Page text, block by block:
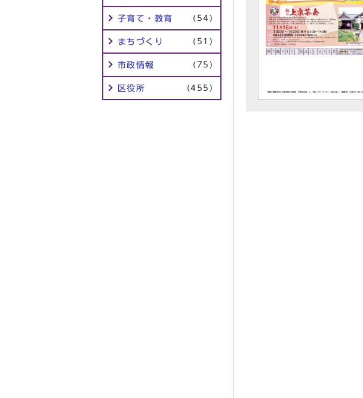
子育て・教育 (54)
まちづくり (51)
市政情報 (75)
区役所 (455)